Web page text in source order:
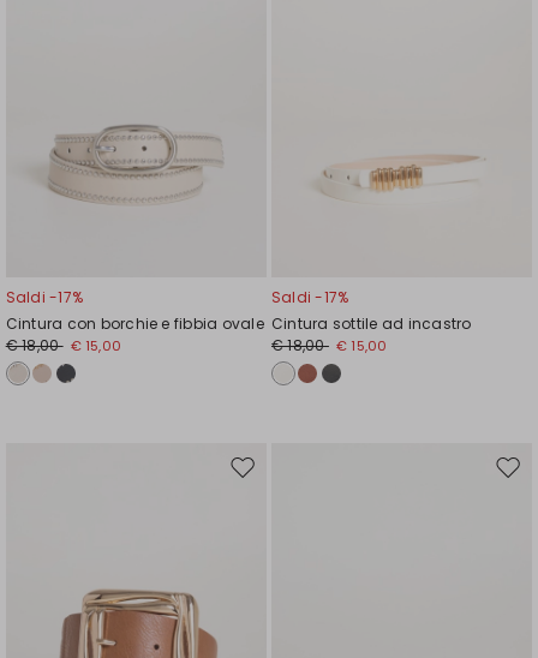
Saldi -17%
Cintura con borchie e fibbia ovale
€ 18,00 € 15,00
Saldi -17%
Cintura sottile ad incastro
€ 18,00 € 15,00
Sposta